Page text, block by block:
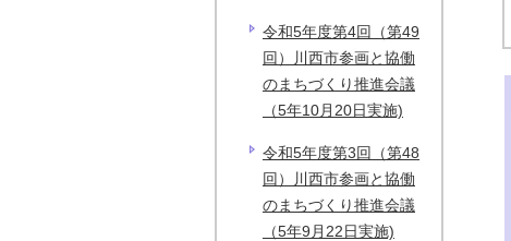
令和5年度第4回（第49
回）川西市参画と協働
のまちづくり推進会議
（5年10月20日実施)
令和5年度第3回（第48
回）川西市参画と協働
のまちづくり推進会議
（5年9月22日実施)